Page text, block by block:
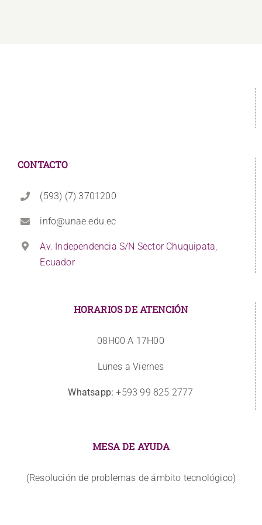
CONTACTO
(593) (7) 3701200
info@unae.edu.ec
Av. Independencia S/N Sector Chuquipata,
Ecuador
HORARIOS DE ATENCIÓN
08H00 A 17H00
Lunes a Viernes
Whatsapp: +593 99 825 2777
MESA DE AYUDA
(Resolución de problemas de ámbito tecnológico)